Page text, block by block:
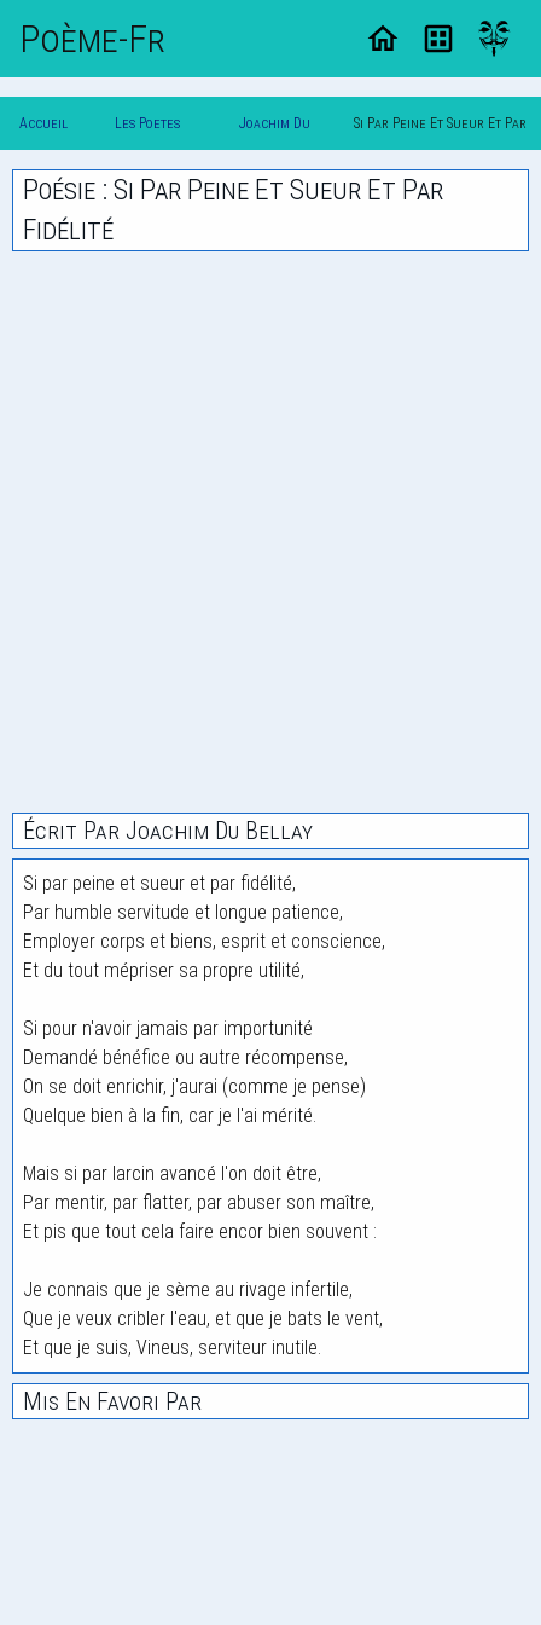
Poème-Fr
Accueil
Poesie
Les Poetes
Classique
Joachim Du
Bellay
Si Par Peine Et Sueur Et Par
Fidelite
Poésie : Si Par Peine Et Sueur Et Par
Fidélité
Écrit Par Joachim Du Bellay
Si par peine et sueur et par fidélité,
Par humble servitude et longue patience,
Employer corps et biens, esprit et conscience,
Et du tout mépriser sa propre utilité,
Si pour n'avoir jamais par importunité
Demandé bénéfice ou autre récompense,
On se doit enrichir, j'aurai (comme je pense)
Quelque bien à la fin, car je l'ai mérité.
Mais si par larcin avancé l'on doit être,
Par mentir, par flatter, par abuser son maître,
Et pis que tout cela faire encor bien souvent :
Je connais que je sème au rivage infertile,
Que je veux cribler l'eau, et que je bats le vent,
Et que je suis, Vineus, serviteur inutile.
Mis En Favori Par